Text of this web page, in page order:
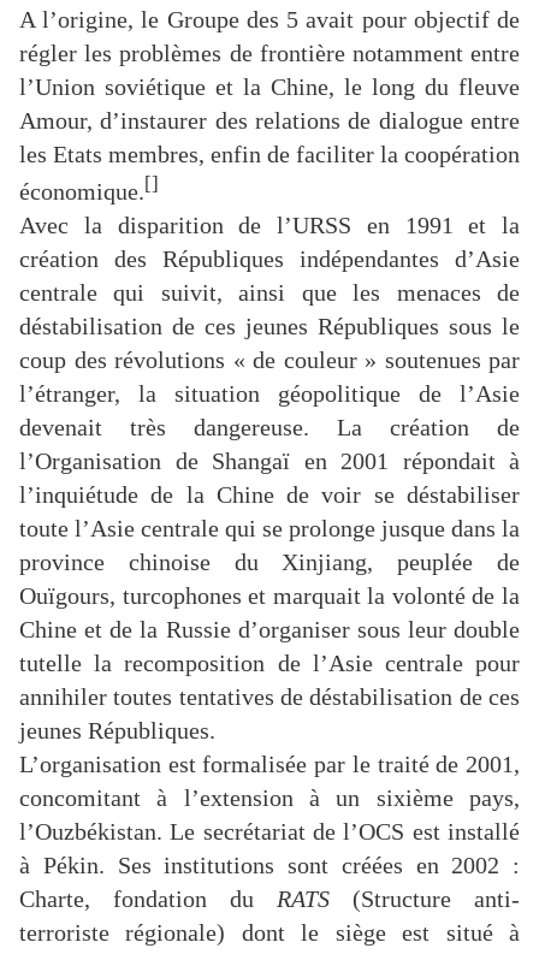
A l’origine, le Groupe des 5 avait pour objectif de
régler les problèmes de frontière notamment entre
l’Union soviétique et la Chine, le long du fleuve
Amour, d’instaurer des relations de dialogue entre
les Etats membres, enfin de faciliter la coopération
économique.[]
Avec la disparition de l’URSS en 1991 et la
création des Républiques indépendantes d’Asie
centrale qui suivit, ainsi que les menaces de
déstabilisation de ces jeunes Républiques sous le
coup des révolutions « de couleur » soutenues par
l’étranger, la situation géopolitique de l’Asie
devenait très dangereuse. La création de
l’Organisation de Shangaï en 2001 répondait à
l’inquiétude de la Chine de voir se déstabiliser
toute l’Asie centrale qui se prolonge jusque dans la
province chinoise du Xinjiang, peuplée de
Ouïgours, turcophones et marquait la volonté de la
Chine et de la Russie d’organiser sous leur double
tutelle la recomposition de l’Asie centrale pour
annihiler toutes tentatives de déstabilisation de ces
jeunes Républiques.
L’organisation est formalisée par le traité de 2001,
concomitant à l’extension à un sixième pays,
l’Ouzbékistan. Le secrétariat de l’OCS est installé
à Pékin. Ses institutions sont créées en 2002 :
Charte, fondation du RATS (Structure anti-
terroriste régionale) dont le siège est situé à